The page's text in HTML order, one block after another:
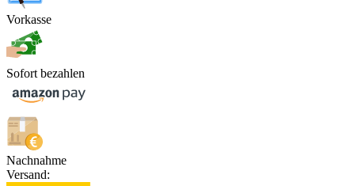
Vorkasse
Sofort bezahlen
Nachnahme
Versand: